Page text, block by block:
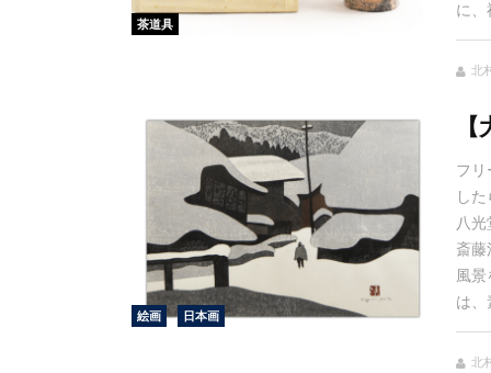
茶道具
に、
北
絵画 日本画
フ
し
八
斎藤
風
は、
北